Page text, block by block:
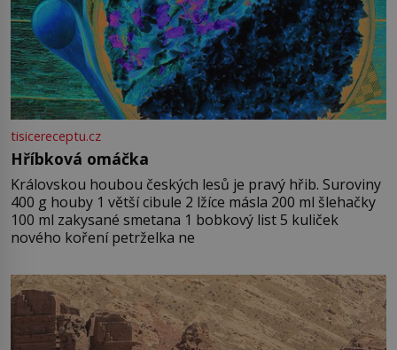
tisicereceptu.cz
Hříbková omáčka
Královskou houbou českých lesů je pravý hřib. Suroviny
400 g houby 1 větší cibule 2 lžíce másla 200 ml šlehačky
100 ml zakysané smetana 1 bobkový list 5 kuliček
nového koření petrželka ne